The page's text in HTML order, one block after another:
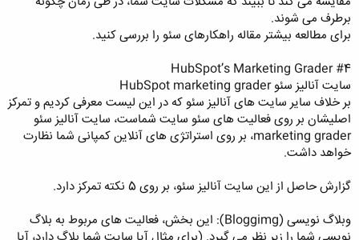
برطرف می شوند.
برای مطالعه بیشتر مقاله راهکارهای سئو را بررسی کنید.
#4 HubSpot’s Marketing Grader
سایت آنالیز سئو HubSpot marketing grader
بر خلاف سایر سایت های آنالیز سئو که در این لیست معرفی کردیم و تمرکز
اصلیشان بر روی فعالیت های سئو سایت شماست، سایت آنالیز سئو
marketing grader، بر روی استراتژی های آنلاین کمپانی شما نظارت
خواهد داشت.
گزارش حاصل از این سایت آنالیز سئو، بر روی 5 نکته تمرکز دارد.
وبلاگ نویسی (Bloggimg): این بخش، فعالیت های مربوط به بلاگ